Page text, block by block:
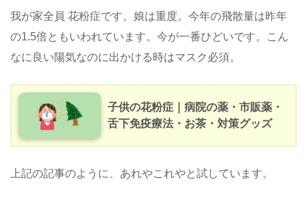
我が家全員 花粉症です。娘は重度。今年の飛散量は昨年
の1.5倍ともいわれています。今が一番ひどいです。こん
なに良い陽気なのに出かける時はマスク必須。
子供の花粉症｜病院の薬・市販薬・
舌下免疫療法・お茶・対策グッズ
上記の記事のように、あれやこれやと試しています。